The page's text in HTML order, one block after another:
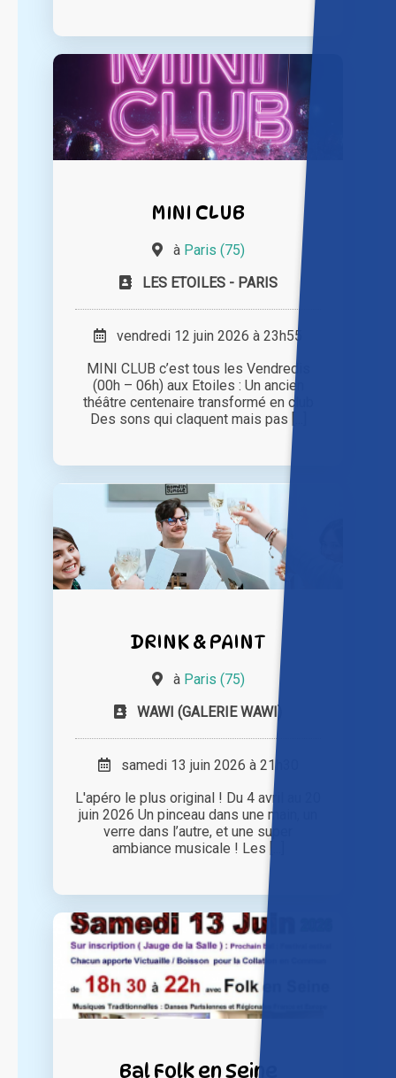
MINI CLUB
à Paris (75)
LES ETOILES - PARIS
vendredi 12 juin 2026 à 23h55
MINI CLUB c’est tous les Vendredis
(00h – 06h) aux Etoiles : Un ancien
théâtre centenaire transformé en club
Des sons qui claquent mais pas [...]
DRINK & PAINT
à Paris (75)
WAWI (GALERIE WAWI)
samedi 13 juin 2026 à 21h30
L'apéro le plus original ! Du 4 avril au 20
juin 2026 Un pinceau dans une main, un
verre dans l’autre, et une super
ambiance musicale ! Les [...]
Bal Folk en Seine